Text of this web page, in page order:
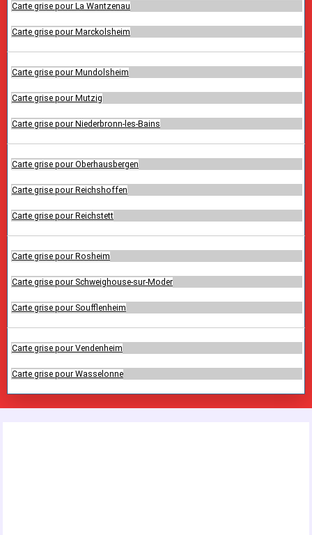
Carte grise pour La Wantzenau
Carte grise pour Marckolsheim
Carte grise pour Mundolsheim
Carte grise pour Mutzig
Carte grise pour Niederbronn-les-Bains
Carte grise pour Oberhausbergen
Carte grise pour Reichshoffen
Carte grise pour Reichstett
Carte grise pour Rosheim
Carte grise pour Schweighouse-sur-Moder
Carte grise pour Soufflenheim
Carte grise pour Vendenheim
Carte grise pour Wasselonne